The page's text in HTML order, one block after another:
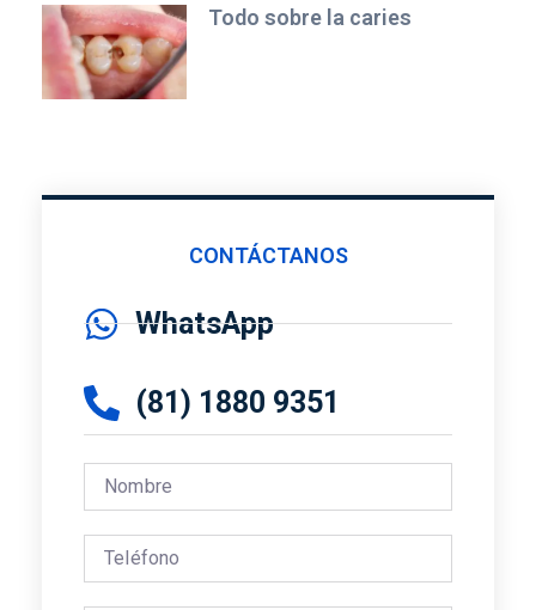
Todo sobre la caries
CONTÁCTANOS
WhatsApp
(81) 1880 9351